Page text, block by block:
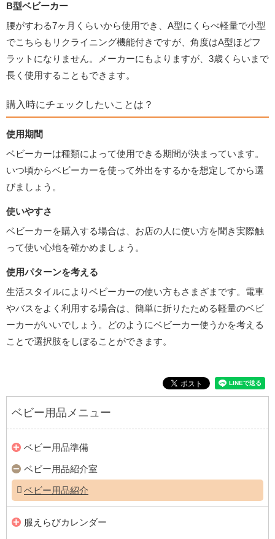
B型ベビーカー
腰がすわる7ヶ月くらいから使用でき、A型にくらべ軽量で小型
でこちらもリクライニング機能付きですが、角度はA型ほどフ
ラットになりません。メーカーにもよりますが、3歳くらいまで
長く使用することもできます。
購入時にチェックしたいことは？
使用期間
ベビーカーは種類によって使用できる期間が決まっています。
いつ頃からベビーカーを使って外出をするかを想定してから選
びましょう。
使いやすさ
ベビーカーを購入する場合は、お店の人に使い方を聞き実際触
って使い心地を確かめましょう。
使用パターンを考える
生活スタイルによりベビーカーの使い方もさまざまです。電車
やバスをよく利用する場合は、簡単に折りたためる軽量のベビ
ーカーがいいでしょう。どのようにベビーカー使うかを考える
ことで選択肢をしぼることができます。
ベビー用品メニュー
ベビー用品準備
ベビー用品紹介室
ベビー用品紹介
服えらびカレンダー